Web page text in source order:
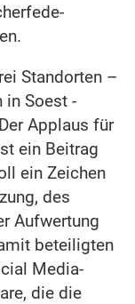
Standorten –
in Soest -
Applaus für
ein Beitrag
ein Zeichen
des
Aufwertung
beteiligten
Media-
die die